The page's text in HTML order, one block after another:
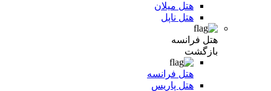
هتل میلان
هتل ناپل
هتل فرانسه
بازگشت
هتل فرانسه
هتل پاریس